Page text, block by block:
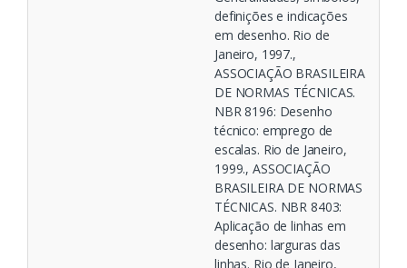
definições e indicações
em desenho. Rio de
Janeiro, 1997.,
ASSOCIAÇÃO BRASILEIRA
DE NORMAS TÉCNICAS.
NBR 8196: Desenho
técnico: emprego de
escalas. Rio de Janeiro,
1999., ASSOCIAÇÃO
BRASILEIRA DE NORMAS
TÉCNICAS. NBR 8403:
Aplicação de linhas em
desenho: larguras das
linhas. Rio de Janeiro,